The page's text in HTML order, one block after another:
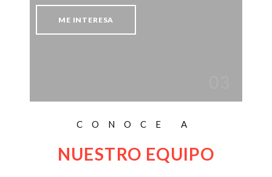
ME INTERESA
CONOCE A
NUESTRO EQUIPO